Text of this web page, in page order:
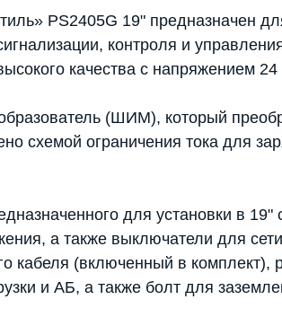
PS2405G 19" предназначен
контроля и
качества с напряжением 24
(ШИМ), который
схемой ограничения тока для
для установки в
а также выключатели для
кабеля (включенный в
и АБ, а также болт для